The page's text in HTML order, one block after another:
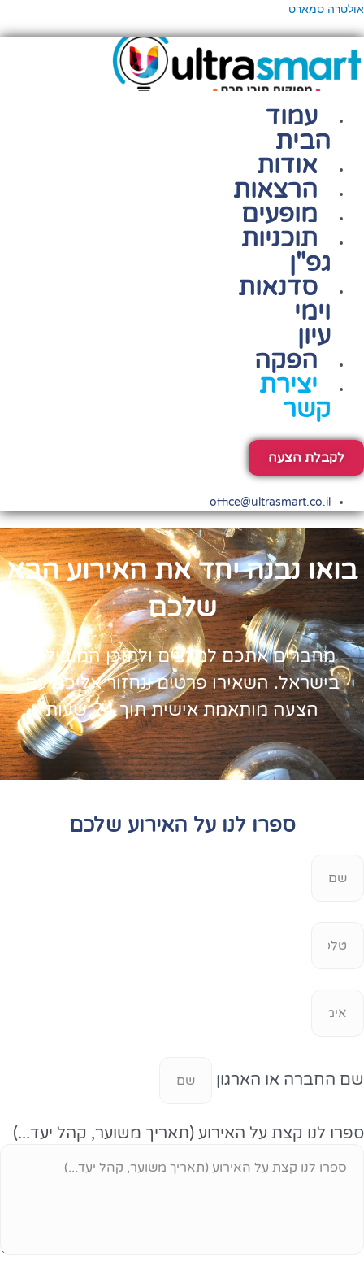
דילוג
אולטרה סמארט
תפריט
עמוד
הבית
אודות
הרצאות
מופעים
תוכניות
גפ"ן
סדנאות
וימי
עיון
הפקה
יצירת
קשר
לקבלת הצעה
office@ultrasmart.co.il
בואו נבנה יחד את האירוע הבא
שלכם
מחברים אתכם למרצים ולתוכן המובילים
בישראל. השאירו פרטים ונחזור אליכם עם
הצעה מותאמת אישית תוך 24 שעות
ספרו לנו על האירוע שלכם
שם החברה או הארגון
ספרו לנו קצת על האירוע (תאריך משוער, קהל יעד...)